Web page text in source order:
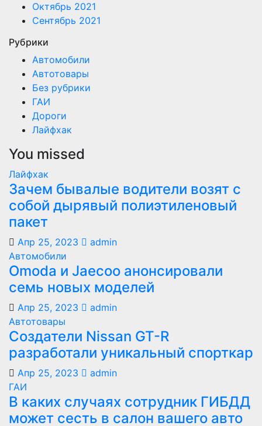
Октябрь 2021
Сентябрь 2021
Рубрики
Автомобили
Автотовары
Без рубрики
ГАИ
Дороги
Лайфхак
You missed
Лайфхак
Зачем бывалые водители возят с
собой дырявый полиэтиленовый
пакет
Апр 25, 2023
admin
Автомобили
Оmoda и Jaecoo анонсировали
семь новых моделей
Апр 25, 2023
admin
Автотовары
Создатели Nissan GT-R
разработали уникальный спорткар
Апр 25, 2023
admin
ГАИ
В каких случаях сотрудник ГИБДД
может сесть в салон вашего авто